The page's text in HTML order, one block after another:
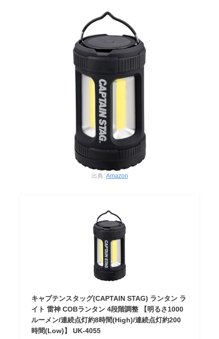
出典: Amazon
キャプテンスタッグ(CAPTAIN STAG) ランタン ラ
イト 雷神 COBランタン 4段階調整 【明るさ1000
ルーメン/連続点灯約8時間(High)/連続点灯約200
時間(Low)】 UK-4055